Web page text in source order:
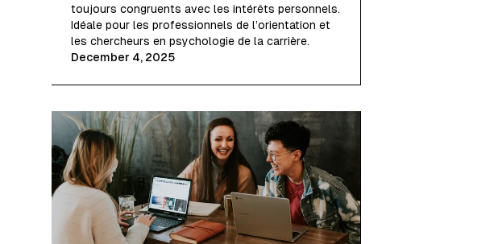
toujours congruents avec les intérêts personnels.
Idéale pour les professionnels de l’orientation et
les chercheurs en psychologie de la carrière.
December 4, 2025